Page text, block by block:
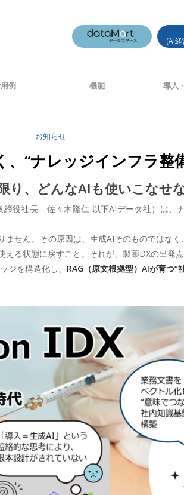
(AI
例 機能 導入
お知らせ
“ナレッジインフラ整
り、どんなAIも使いこなせ
役社長 佐々木隆仁 以下AIデータ社）は
せん。その原因は、生成AIそのものではな
える状態に戻すこと。それが、製薬DXの出発
ジを構造化し、 RAG（原文根拠型）AIが育つ“